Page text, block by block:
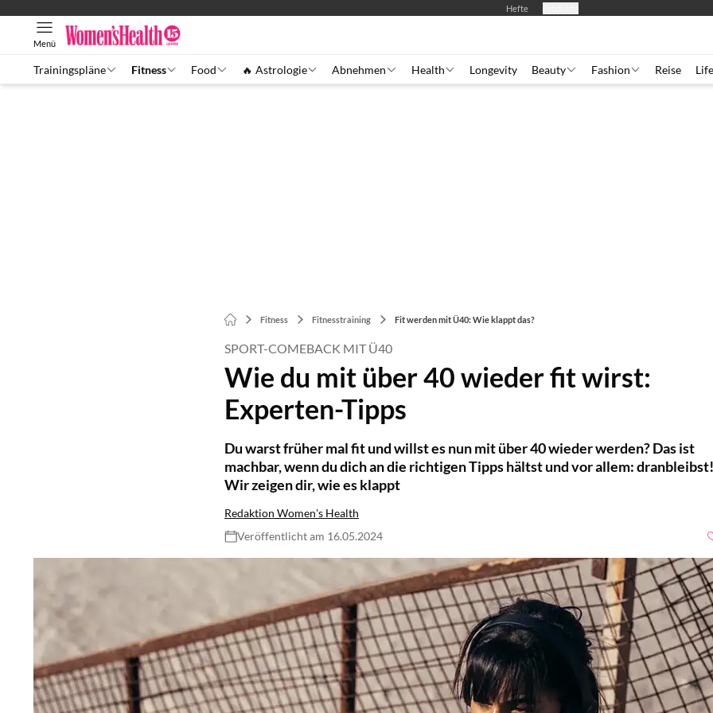
Hefte
Menü
Trainingspläne Fitness Food 🔥 Astrologie Abnehmen Health Longevity Beauty Fashion Reise Life
Fitness Fitnesstraining Fit werden mit Ü40: Wie klappt das?
SPORT-COMEBACK MIT Ü40
Wie du mit über 40 wieder fit wirst:
Experten-Tipps
Du warst früher mal fit und willst es nun mit über 40 wieder werden? Das ist
machbar, wenn du dich an die richtigen Tipps hältst und vor allem: dranbleibst!
Wir zeigen dir, wie es klappt
Redaktion Women's Health
Veröffentlicht am 16.05.2024